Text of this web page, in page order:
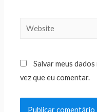
Salvar meus
vez que eu comentar.